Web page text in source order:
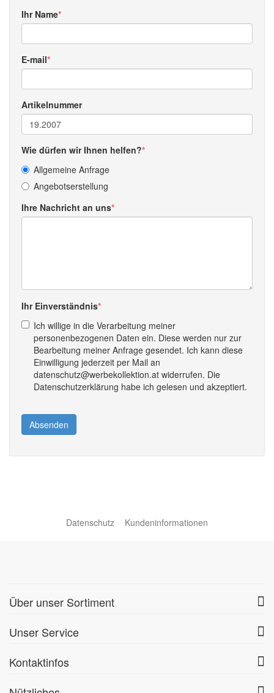
Ihr Name
E-mail
Artikelnummer
Wie dürfen wir Ihnen helfen?
Allgemeine Anfrage
Angebotserstellung
Ihre Nachricht an uns
Ihr Einverständnis
Ich willige in die Verarbeitung meiner
personenbezogenen Daten ein. Diese werden nur zur
Bearbeitung meiner Anfrage gesendet. Ich kann diese
Einwilligung jederzeit per Mail an
datenschutz@werbekollektion.at widerrufen. Die
Datenschutzerklärung habe ich gelesen und akzeptiert.
Absenden
Datenschutz Kundeninformationen
Über unser Sortiment
Unser Service
Kontaktinfos